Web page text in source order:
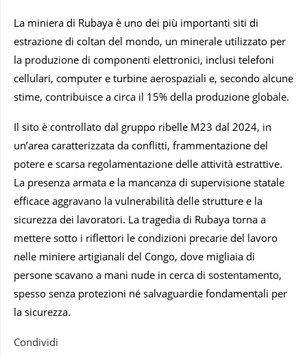
La miniera di Rubaya è uno dei più importanti siti di
estrazione di coltan del mondo, un minerale utilizzato per
la produzione di componenti elettronici, inclusi telefoni
cellulari, computer e turbine aerospaziali e, secondo alcune
stime, contribuisce a circa il 15% della produzione globale.
Il sito è controllato dal gruppo ribelle M23 dal 2024, in
un’area caratterizzata da conflitti, frammentazione del
potere e scarsa regolamentazione delle attività estrattive.
La presenza armata e la mancanza di supervisione statale
efficace aggravano la vulnerabilità delle strutture e la
sicurezza dei lavoratori. La tragedia di Rubaya torna a
mettere sotto i riflettori le condizioni precarie del lavoro
nelle miniere artigianali del Congo, dove migliaia di
persone scavano a mani nude in cerca di sostentamento,
spesso senza protezioni né salvaguardie fondamentali per
la sicurezza.
Condividi